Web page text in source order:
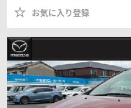
お気に入り登録